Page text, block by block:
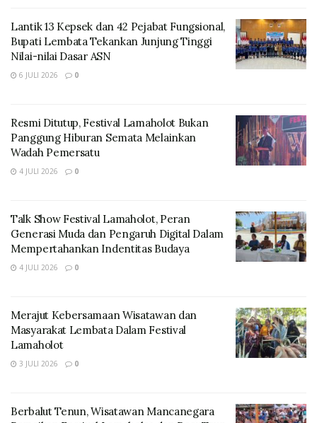
Lantik 13 Kepsek dan 42 Pejabat Fungsional,
Bupati Lembata Tekankan Junjung Tinggi
Nilai-nilai Dasar ASN
6 JULI 2026 0
Resmi Ditutup, Festival Lamaholot Bukan
Panggung Hiburan Semata Melainkan
Wadah Pemersatu
4 JULI 2026 0
Talk Show Festival Lamaholot, Peran
Generasi Muda dan Pengaruh Digital Dalam
Mempertahankan Indentitas Budaya
4 JULI 2026 0
Merajut Kebersamaan Wisatawan dan
Masyarakat Lembata Dalam Festival
Lamaholot
3 JULI 2026 0
Berbalut Tenun, Wisatawan Mancanegara